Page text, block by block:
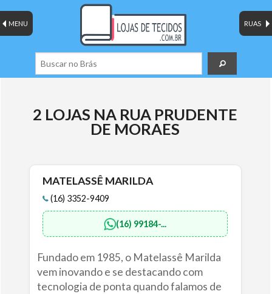
RUAS
MENU
2 LOJAS NA RUA PRUDENTE
DE MORAES
MATELASSÊ MARILDA
(16) 3352-9409
(16) 99184-...
Fundado em 1985, o Matelassê Marilda
vem inovando e se destacando com
tecnologia de ponta quando falamos de